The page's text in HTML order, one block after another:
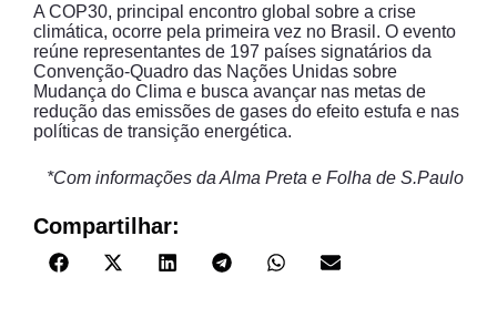
A COP30, principal encontro global sobre a crise
climática, ocorre pela primeira vez no Brasil. O evento
reúne representantes de 197 países signatários da
Convenção-Quadro das Nações Unidas sobre
Mudança do Clima e busca avançar nas metas de
redução das emissões de gases do efeito estufa e nas
políticas de transição energética.
*Com informações da Alma Preta e Folha de S.Paulo
Compartilhar: